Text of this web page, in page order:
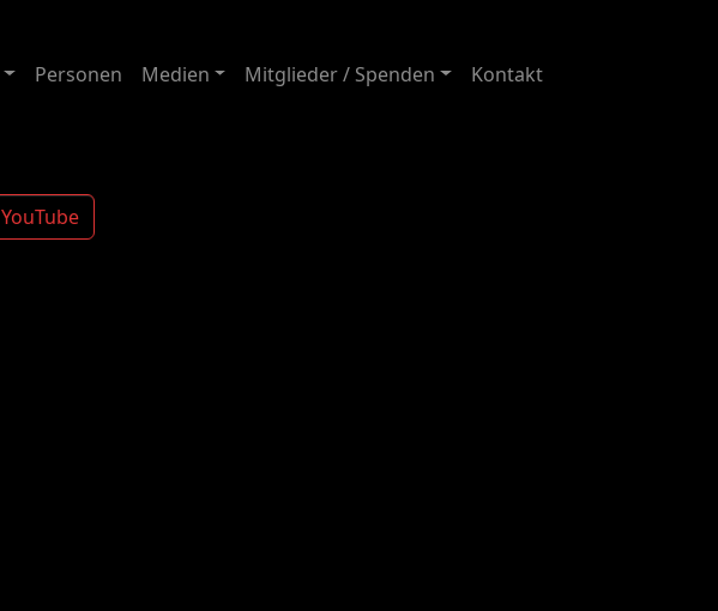
YouTube
Personen Medien Mitglieder / Spenden Kontakt